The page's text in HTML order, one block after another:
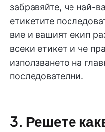
забравяйте, че най-
етикетите
вие и вашият екип
всеки етикет и че
използването на
последователни.
3. Решете